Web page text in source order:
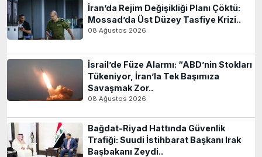
İran’da Rejim Değişikliği Planı Çöktü:
Mossad’da Üst Düzey Tasfiye Krizi..
08 Ağustos 2026
İsrail’de Füze Alarmı: “ABD’nin Stokları
Tükeniyor, İran’la Tek Başımıza
Savaşmak Zor..
08 Ağustos 2026
Bağdat-Riyad Hattında Güvenlik
Trafiği: Suudi İstihbarat Başkanı Irak
Başbakanı Zeydi..